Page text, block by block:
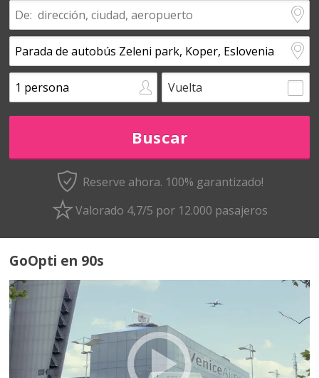
Vuelta
Reserve ahora. 100% garantizado!
Valorado 4,7/5 por 12.000 pasajeros
GoOpti en 90s